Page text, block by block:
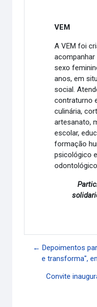
VEM
A VEM foi
sexo
anos, em
social.
contraturno
culinária,
artesanato,
escolar,
formação
psicológico
odontológico.
← Depoimentos
e transforma",
Convite